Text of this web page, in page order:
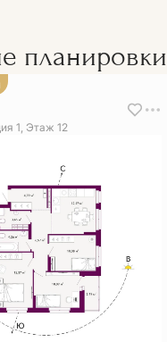
планировки
1, Этаж 12